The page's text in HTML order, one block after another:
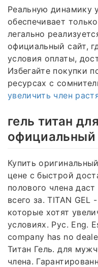
Реальную динамику
обеспечивает
легально
официальный сайт,
условия оплаты,
Избегайте покупки
ресурсах с
увеличить член
гель титан
официальный
Купить
цене с быстрой
полового члена
всего за. TITAN
которые хотят
условиях. Рус. Eng.
company has no
Титан Гель. для
члена.